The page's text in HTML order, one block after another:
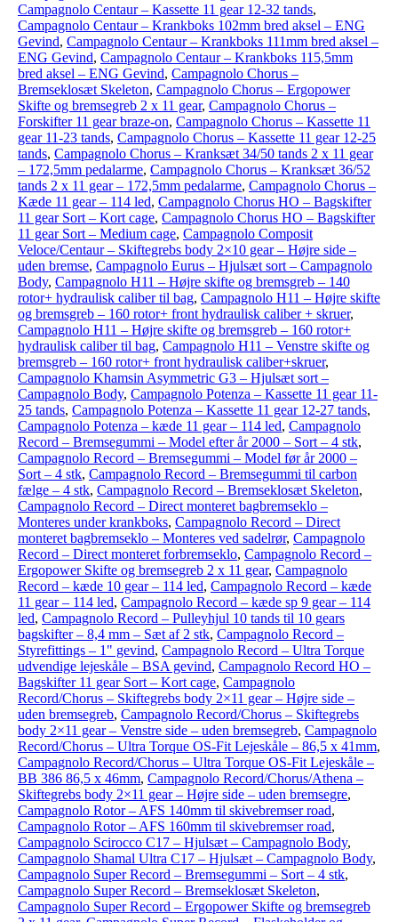
Campagnolo Centaur – Kassette 11 gear 12-32 tands,
Campagnolo Centaur – Krankboks 102mm bred aksel – ENG
Gevind, Campagnolo Centaur – Krankboks 111mm bred aksel –
ENG Gevind, Campagnolo Centaur – Krankboks 115,5mm
bred aksel – ENG Gevind, Campagnolo Chorus –
Bremseklosæt Skeleton, Campagnolo Chorus – Ergopower
Skifte og bremsegreb 2 x 11 gear, Campagnolo Chorus –
Forskifter 11 gear braze-on, Campagnolo Chorus – Kassette 11
gear 11-23 tands, Campagnolo Chorus – Kassette 11 gear 12-25
tands, Campagnolo Chorus – Kranksæt 34/50 tands 2 x 11 gear
– 172,5mm pedalarme, Campagnolo Chorus – Kranksæt 36/52
tands 2 x 11 gear – 172,5mm pedalarme, Campagnolo Chorus –
Kæde 11 gear – 114 led, Campagnolo Chorus HO – Bagskifter
11 gear Sort – Kort cage, Campagnolo Chorus HO – Bagskifter
11 gear Sort – Medium cage, Campagnolo Composit
Veloce/Centaur – Skiftegrebs body 2×10 gear – Højre side –
uden bremse, Campagnolo Eurus – Hjulsæt sort – Campagnolo
Body, Campagnolo H11 – Højre skifte og bremsgreb – 140
rotor+ hydraulisk caliber til bag, Campagnolo H11 – Højre skifte
og bremsgreb – 160 rotor+ front hydraulisk caliber + skruer,
Campagnolo H11 – Højre skifte og bremsgreb – 160 rotor+
hydraulisk caliber til bag, Campagnolo H11 – Venstre skifte og
bremsgreb – 160 rotor+ front hydraulisk caliber+skruer,
Campagnolo Khamsin Asymmetric G3 – Hjulsæt sort –
Campagnolo Body, Campagnolo Potenza – Kassette 11 gear 11-
25 tands, Campagnolo Potenza – Kassette 11 gear 12-27 tands,
Campagnolo Potenza – kæde 11 gear – 114 led, Campagnolo
Record – Bremsegummi – Model efter år 2000 – Sort – 4 stk,
Campagnolo Record – Bremsegummi – Model før år 2000 –
Sort – 4 stk, Campagnolo Record – Bremsegummi til carbon
fælge – 4 stk, Campagnolo Record – Bremseklosæt Skeleton,
Campagnolo Record – Direct monteret bagbremseklo –
Monteres under krankboks, Campagnolo Record – Direct
monteret bagbremseklo – Monteres ved sadelrør, Campagnolo
Record – Direct monteret forbremseklo, Campagnolo Record –
Ergopower Skifte og bremsegreb 2 x 11 gear, Campagnolo
Record – kæde 10 gear – 114 led, Campagnolo Record – kæde
11 gear – 114 led, Campagnolo Record – kæde sp 9 gear – 114
led, Campagnolo Record – Pulleyhjul 10 tands til 10 gears
bagskifter – 8,4 mm – Sæt af 2 stk, Campagnolo Record –
Styrefittings – 1" gevind, Campagnolo Record – Ultra Torque
udvendige lejeskåle – BSA gevind, Campagnolo Record HO –
Bagskifter 11 gear Sort – Kort cage, Campagnolo
Record/Chorus – Skiftegrebs body 2×11 gear – Højre side –
uden bremsegreb, Campagnolo Record/Chorus – Skiftegrebs
body 2×11 gear – Venstre side – uden bremsegreb, Campagnolo
Record/Chorus – Ultra Torque OS-Fit Lejeskåle – 86,5 x 41mm,
Campagnolo Record/Chorus – Ultra Torque OS-Fit Lejeskåle –
BB 386 86,5 x 46mm, Campagnolo Record/Chorus/Athena –
Skiftegrebs body 2×11 gear – Højre side – uden bremsegre,
Campagnolo Rotor – AFS 140mm til skivebremser road,
Campagnolo Rotor – AFS 160mm til skivebremser road,
Campagnolo Scirocco C17 – Hjulsæt – Campagnolo Body,
Campagnolo Shamal Ultra C17 – Hjulsæt – Campagnolo Body,
Campagnolo Super Record – Bremsegummi – Sort – 4 stk,
Campagnolo Super Record – Bremseklosæt Skeleton,
Campagnolo Super Record – Ergopower Skifte og bremsegreb